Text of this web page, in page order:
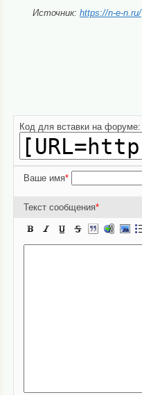
Источник: https://n-e-n.ru/
Код для вставки на форуме:
Ваше имя*
Текст сообщения*